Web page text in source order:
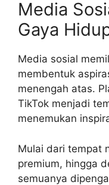
Media
Gaya
Media sosial
membentuk
menengah atas.
TikTok menjadi
menemukan
Mulai dari tempat
premium, hingga
semuanya